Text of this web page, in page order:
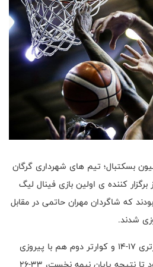
بسکتبال؛ تیم های شهرداری گرگان
برگزار کننده ی اولین بازی فینال لیگ
که شاگردان مهران حاتمی در مقابل
شدند.
در این دیدار ؛ کوارتر اول با برتری ۱۷-۱۴ و کوارتر دوم هم با پیروزی